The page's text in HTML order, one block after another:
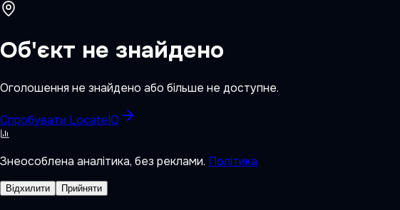
Об'єкт не знайдено
Оголошення не знайдено або більше не доступне.
Спробувати LocateIQ
Знеособлена аналітика, без реклами. Політика
Відхилити Прийняти